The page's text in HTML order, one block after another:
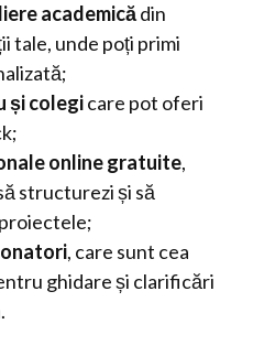
academicădin
tale, unde poți primi
și colegicare pot oferi
online gratuite,
structurezi și să
, care sunt cea
ghidare și clarificări